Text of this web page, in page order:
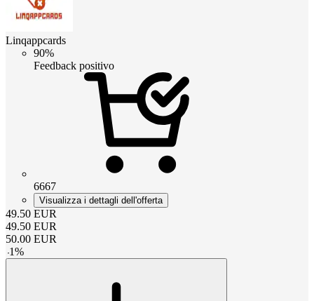
Linqappcards
90%
Feedback positivo
6667
Visualizza i dettagli dell'offerta
49.50 EUR
49.50 EUR
50.00 EUR
-1%